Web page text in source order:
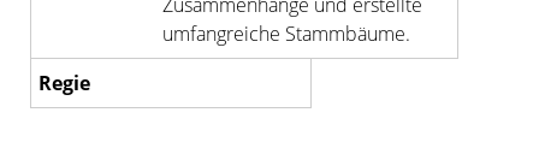
umfangreiche Stammbäume.